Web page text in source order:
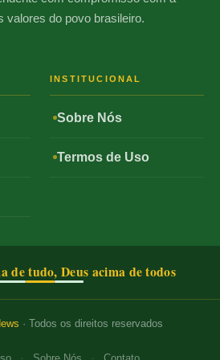
valores do povo brasileiro.
INSTITUCIONAL
Sobre Nós
Termos de Uso
tudo, Deus acima de todos
· Todos os direitos reservados